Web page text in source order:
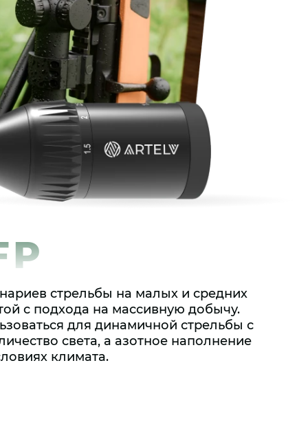
стрельбы на малых и средних
с подхода на массивную добычу.
для динамичной стрельбы с
света, а азотное наполнение
климата.